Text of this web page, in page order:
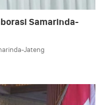
Samarinda-
Jateng